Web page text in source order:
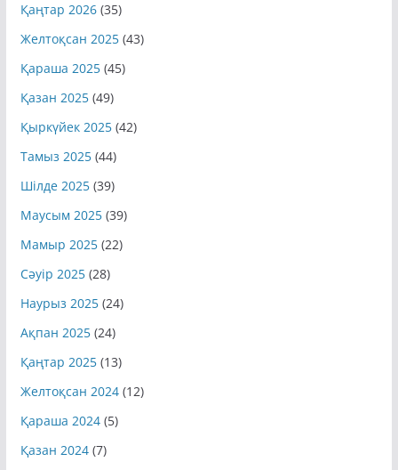
Қаңтар 2026(35)
Желтоқсан 2025(43)
Қараша 2025(45)
Қазан 2025(49)
Қыркүйек 2025(42)
Тамыз 2025(44)
Шілде 2025(39)
Маусым 2025(39)
Мамыр 2025(22)
Сәуір 2025(28)
Наурыз 2025(24)
Ақпан 2025(24)
Қаңтар 2025(13)
Желтоқсан 2024(12)
Қараша 2024(5)
Қазан 2024(7)